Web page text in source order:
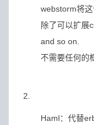
webstorm将这
除了可以扩展
and so on.
不需要任何的
2.
Haml：代替